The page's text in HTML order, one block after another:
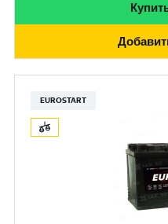
EUROSTART